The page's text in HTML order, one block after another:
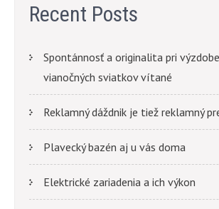
Recent Posts
Spontánnosť a originalita pri
vianočných sviatkov vítané
Reklamný dáždnik je tiež reklamný
Plavecký bazén aj u vás doma
Elektrické zariadenia a ich výkon